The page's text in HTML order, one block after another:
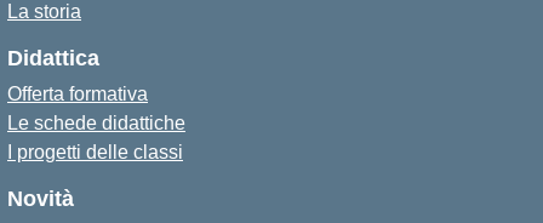
La storia
Didattica
Offerta formativa
Le schede didattiche
I progetti delle classi
Novità